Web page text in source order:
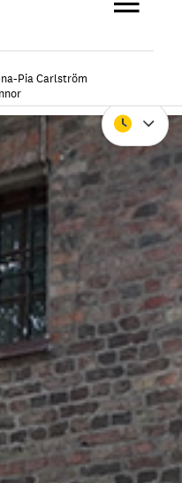
Stäng
Pia Carlström